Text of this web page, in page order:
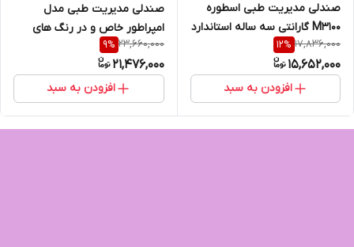
صندلی مدیریت طبی اسطوره
M3100 گارانتی سه ساله استاندارد
و
17,836,000
12%
15,652,000
افزودن به سبد
صندلی مدیریت طبی مدل
امپراطور خاص و در رنگ های
23,660,000
9%
21,476,000
افزودن به سبد